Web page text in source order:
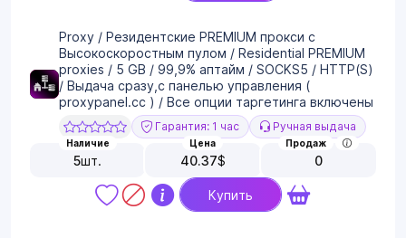
Proxy / Резидентские PREMIUM прокси с
Высокоскоростным пулом / Residential PREMIUM
proxies / 5 GB / 99,9% аптайм / SOCKS5 / HTTP(S)
/ Выдача сразу,с панелью управления (
proxypanel.cc ) / Все опции таргетинга включены
Гарантия: 1 час Ручная выдача
Наличие
5шт.
Цена
40.37$
Продаж
0
Купить